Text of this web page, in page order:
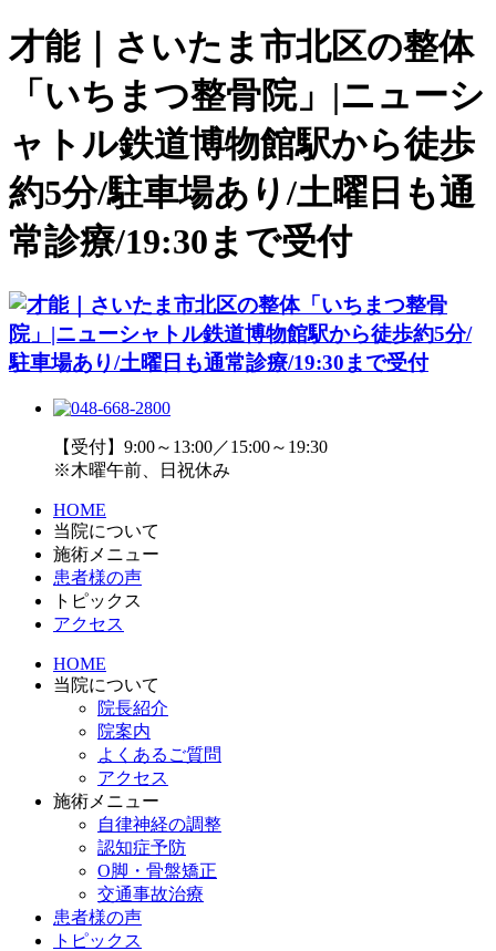
才能｜さいたま市北区の整体
「いちまつ整骨院」|ニューシ
ャトル鉄道博物館駅から徒歩
約5分/駐車場あり/土曜日も通
常診療/19:30まで受付
【受付】9:00～13:00／15:00～19:30
※木曜午前、日祝休み
HOME
当院について
施術メニュー
患者様の声
トピックス
アクセス
HOME
当院について
院長紹介
院案内
よくあるご質問
アクセス
施術メニュー
自律神経の調整
認知症予防
O脚・骨盤矯正
交通事故治療
患者様の声
トピックス